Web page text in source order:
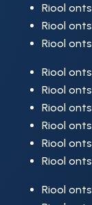
Riool
Riool
Riool
Riool
Riool
Riool
Riool
Riool
Riool
Riool